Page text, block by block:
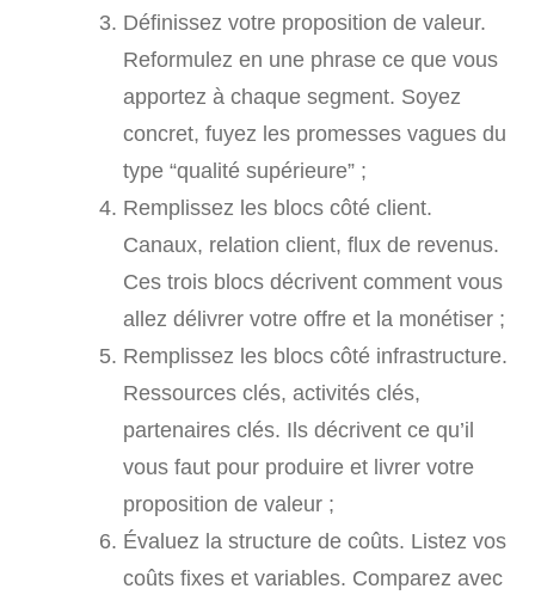
Définissez votre proposition de valeur.
Reformulez en une phrase ce que vous
apportez à chaque segment. Soyez
concret, fuyez les promesses vagues du
type “qualité supérieure” ;
Remplissez les blocs côté client.
Canaux, relation client, flux de revenus.
Ces trois blocs décrivent comment vous
allez délivrer votre offre et la monétiser ;
Remplissez les blocs côté infrastructure.
Ressources clés, activités clés,
partenaires clés. Ils décrivent ce qu’il
vous faut pour produire et livrer votre
proposition de valeur ;
Évaluez la structure de coûts. Listez vos
coûts fixes et variables. Comparez avec